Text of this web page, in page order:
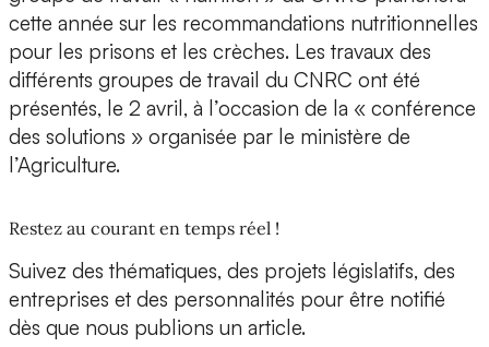
cette année sur les recommandations nutritionnelles
pour les prisons et les crèches. Les travaux des
différents groupes de travail du CNRC ont été
présentés, le 2 avril, à l’occasion de la « conférence
des solutions » organisée par le ministère de
l’Agriculture.
Restez au courant en temps réel !
Suivez des thématiques, des projets législatifs, des
entreprises et des personnalités pour être notifié
dès que nous publions un article.